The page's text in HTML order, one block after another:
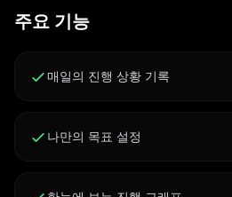
잡히게 함 - 방해 없음: 광고 없음,
래 지속되도록 제작: 작은 승리가
니다. 오늘 시작하세요. 첫 번째 승리를
Winly Pro로 모든 것을 잠금 해제
주요 기능
매일의 진행 상황 기록
나만의 목표 설정